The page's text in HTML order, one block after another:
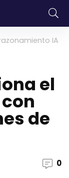
IA
el
de
0